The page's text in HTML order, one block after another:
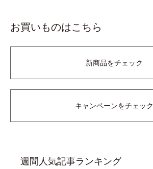
お買いものはこちら
新商品をチェック
キャンペーンをチェック
週間人気記事ランキング